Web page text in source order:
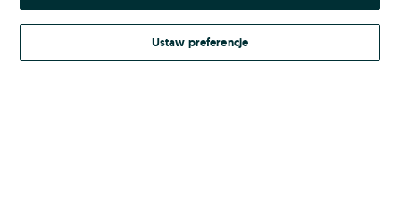
Kontynuując za pośrednictwem jednego z dostawców wskazanych powyżej,
Regulamin serwisu OLX.pl w jego aktualnym brzmieniu.
Ustaw preferencje